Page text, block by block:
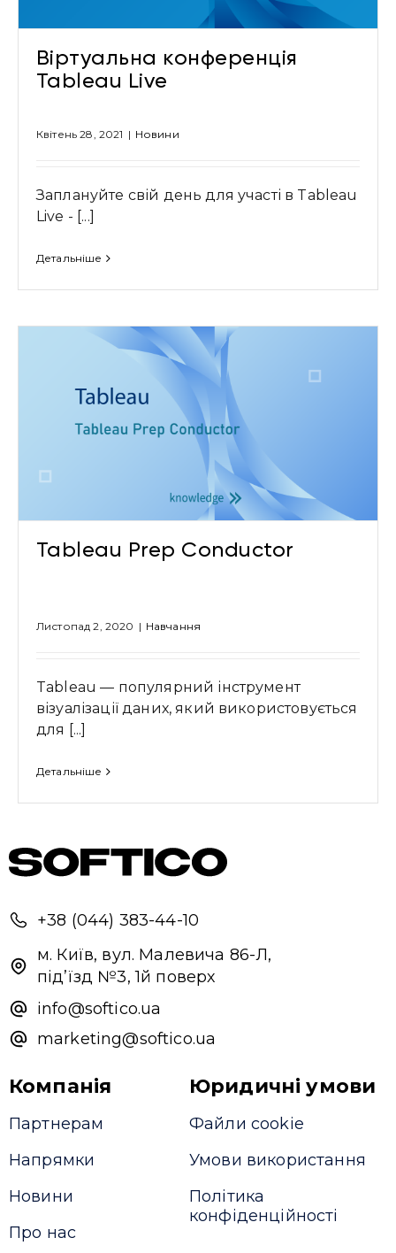
Віртуальна конференція
Tableau Live
Квітень 28, 2021 | Новини
Заплануйте свій день для участі в Tableau
Live - [...]
Детальніше
Tableau Prep Conductor
Листопад 2, 2020 | Навчання
Tableau — популярний інструмент
візуалізації даних, який використовується
для [...]
Детальніше
+38 (044) 383-44-10
м. Київ, вул. Малевича 86-Л,
під’їзд №3, 1й поверх
info@softico.ua
marketing@softico.ua
Компанія
Партнерам
Напрямки
Новини
Про нас
Юридичні умови
Файли cookie
Умови використання
Політика
конфіденційності
Привіт 👋, чим тобі допомогти?
Ми зазвичай відповідаємо дуже швидко
Надіслати повідомлення